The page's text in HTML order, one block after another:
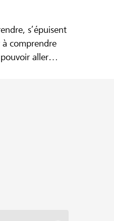
s’épuisent
à comprendre
aller